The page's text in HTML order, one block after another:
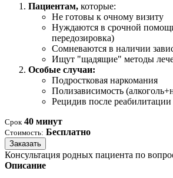
Пациентам, которые:
Не готовы к очному визиту
Нуждаются в срочной
передозировка)
Сомневаются в наличии
Ищут "щадящие" методы
Особые случаи:
Подростковая наркомания
Полизависимость
Рецидив после реабилитации
Срок 40 минут
Стоимость: Бесплатно
Заказать
Консультация родных пациента по
Описание